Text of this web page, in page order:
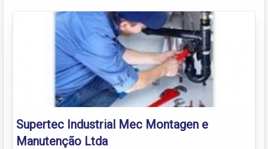
Supertec Industrial Mec Montagen e
Manutenção Ltda